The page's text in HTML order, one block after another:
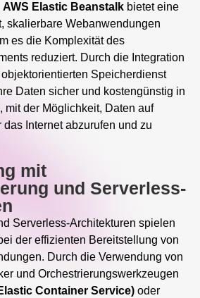
AWS Elastic Beanstalk bietet eine
skalierbare Webanwendungen
es die Komplexität des
reduziert. Durch die Integration
Speicherdienst
Daten sicher und kostengünstig in
mit der Möglichkeit, Daten auf
Internet abzurufen und zu
mit
und Serverless-
Serverless-Architekturen spielen
der effizienten Bereitstellung von
Durch die Verwendung von
und Orchestrierungswerkzeugen
Container Service) oder